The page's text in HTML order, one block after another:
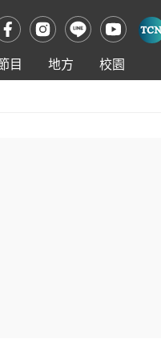
目 地方 校園